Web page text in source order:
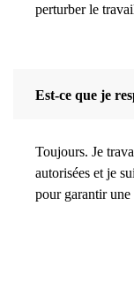
perturber le
Est-ce que je
Toujours. Je
autorisées et je
pour garantir